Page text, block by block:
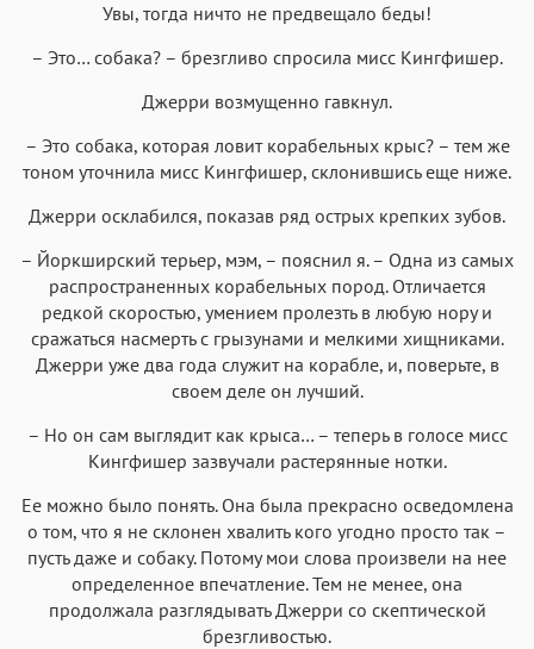
Увы, тогда ничто не предвещало беды!
– Это… собака? – брезгливо спросила мисс Кингфишер.
Джерри возмущенно гавкнул.
– Это собака, которая ловит корабельных крыс? – тем же
тоном уточнила мисс Кингфишер, cклонившись еще ниже.
Джерри осклабился, показав ряд острых крепких зубов.
– Йоркширский терьер, мэм, – пояснил я. – Одна из самых
распространенных корабельных пород. Отличается
редкой скоростью, умением пролезть в любую нору и
сражаться насмерть с грызунами и мелкими хищниками.
Джерри уже два года служит на корабле, и, поверьте, в
своем деле он лучший.
– Но он сам выглядит как крыса… – теперь в голосе мисс
Кингфишер зазвучали растерянные нотки.
Ее можно было понять. Она была прекрасно осведомлена
о том, что я не склонен хвалить кого угодно просто так –
пусть даже и собаку. Потому мои слова произвели на нее
определенное впечатление. Тем не менее, она
продолжала разглядывать Джерри со скептической
брезгливостью.